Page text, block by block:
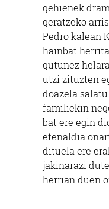
gehienek
geratzeko
Pedro kalean
hainbat
gutunez
utzi zituzten
doazela salatu
familiekin
bat ere egin
etenaldia
dituela ere
jakinarazi
herrian duen